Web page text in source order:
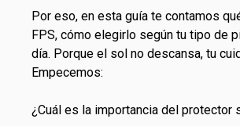
Por eso, en esta guía te contamos
FPS, cómo elegirlo según tu tipo de
día. Porque el sol no descansa, tu
Empecemos:
¿Cuál es la importancia del protector